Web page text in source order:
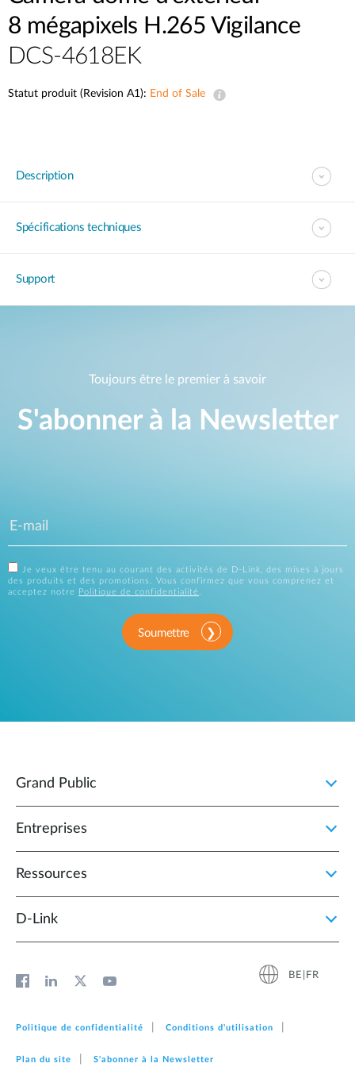
8 mégapixels H.265 Vigilance
DCS-4618EK
Statut produit (Revision A1): End of Sale
Description
Spécifications techniques
Support
Toujours être le premier à savoir
S'abonner à la Newsletter
Je veux être tenu au courant des activités de D-Link, des mises à jours
des produits et des promotions. Vous confirmez que vous comprenez et
acceptez notre
Politique de confidentialité.
Soumettre
Grand Public
Entreprises
Ressources
D‑Link
BE|FR
Politique de confidentialité Conditions d'utilisation
Plan du site S'abonner à la Newsletter